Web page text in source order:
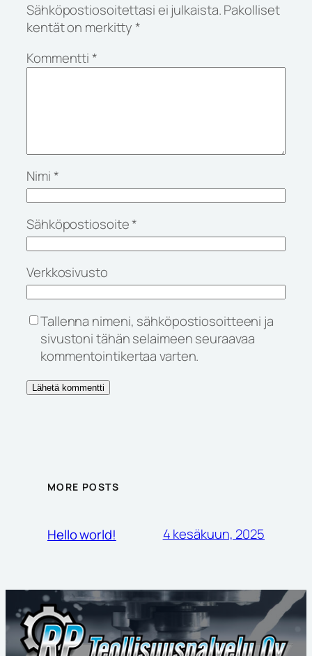
Sähköpostiosoitettasi ei julkaista.Pakolliset
kentät on merkitty*
Kommentti*
Nimi*
Sähköpostiosoite*
Verkkosivusto
Tallenna nimeni, sähköpostiosoitteeni ja
sivustoni tähän selaimeen seuraavaa
kommentointikertaa varten.
MORE POSTS
Hello world! 4 kesäkuun, 2025